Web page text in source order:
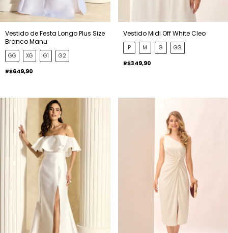
Vestido de Festa Longo Plus Size
Branco Manu
GG XG G1 G2
R$649,90
Vestido Midi Off White Cleo
P M G GG
R$349,90